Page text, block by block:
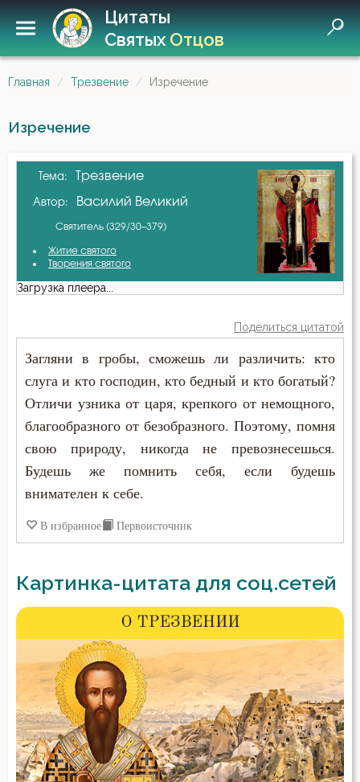
Цитаты
СвятыхОтцов
Главная Трезвение Изречение
Изречение
Тема: Трезвение
Автор: Василий Великий
Святитель (329/30–379)
Житие святого
Творения святого
Загрузка плеера...
Поделиться цитатой
Загляни в гробы, сможешь ли различить: кто
слуга и кто господин, кто бедный и кто богатый?
Отличи узника от царя, крепкого от немощного,
благообразного от безобразного. Поэтому, помня
свою природу, никогда не превознесешься.
Будешь же помнить себя, если будешь
внимателен к себе.
В избранное Первоисточник
Картинка-цитата для соц.сетей